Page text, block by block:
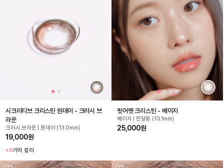
시크리티브 크리스틴 원데이 - 크러시 브
라운
크러시 브라운 | 원데이 (13.0mm)
19,000원
+9가지 컬러
핏어팻 크리스틴 - 베이지
베이지 | 한달용 (13.1mm)
25,000원